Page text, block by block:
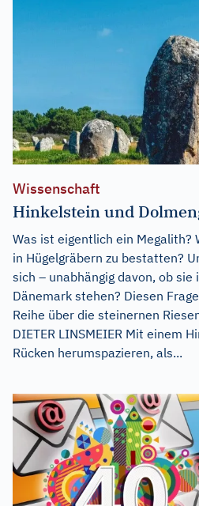
Wissenschaft
Hinkelstein und
Was ist eigentlich ein Megalith?
in Hügelgräbern zu bestatten?
sich – unabhängig davon, ob sie
Dänemark stehen? Diesen
Reihe über die steinernen
DIETER LINSMEIER Mit einem
Rücken herumspazieren, als...